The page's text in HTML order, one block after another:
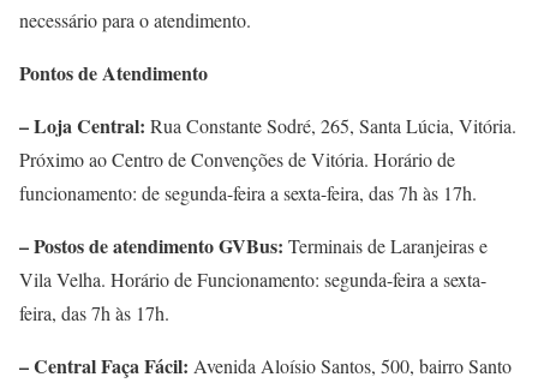
necessário para o atendimento.
Pontos de Atendimento
– Loja Central: Rua Constante Sodré, 265, Santa Lúcia, Vitória.
Próximo ao Centro de Convenções de Vitória. Horário de
funcionamento: de segunda-feira a sexta-feira, das 7h às 17h.
– Postos de atendimento GVBus: Terminais de Laranjeiras e
Vila Velha. Horário de Funcionamento: segunda-feira a sexta-
feira, das 7h às 17h.
– Central Faça Fácil: Avenida Aloísio Santos, 500, bairro Santo